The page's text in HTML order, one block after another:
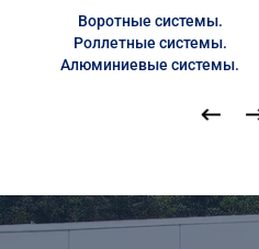
Воротные системы.
Роллетные системы.
Алюминиевые системы.